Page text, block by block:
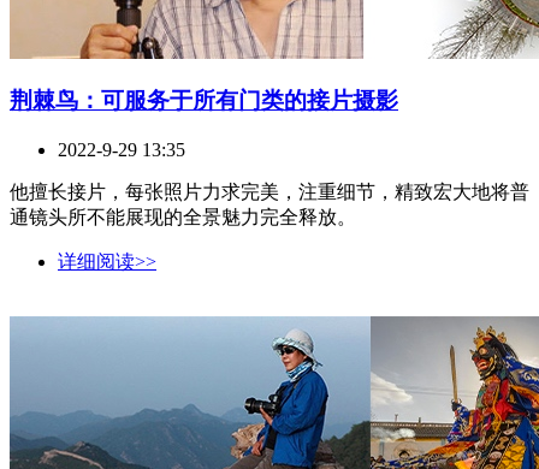
荆棘鸟：可服务于所有门类的接片摄影
2022-9-29 13:35
他擅长接片，每张照片力求完美，注重细节，精致宏大地将普
通镜头所不能展现的全景魅力完全释放。
详细阅读>>